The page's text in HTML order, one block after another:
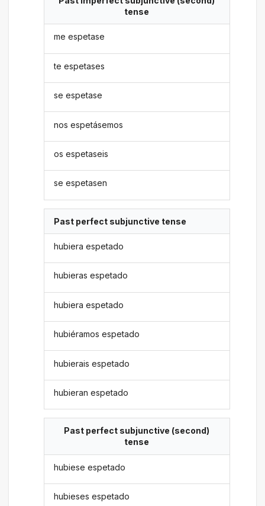
tense
me espetase
te espetases
se espetase
nos espetásemos
os espetaseis
se espetasen
Past perfect subjunctive tense
hubiera espetado
hubieras espetado
hubiera espetado
hubiéramos espetado
hubierais espetado
hubieran espetado
Past perfect subjunctive (second)
tense
hubiese espetado
hubieses espetado